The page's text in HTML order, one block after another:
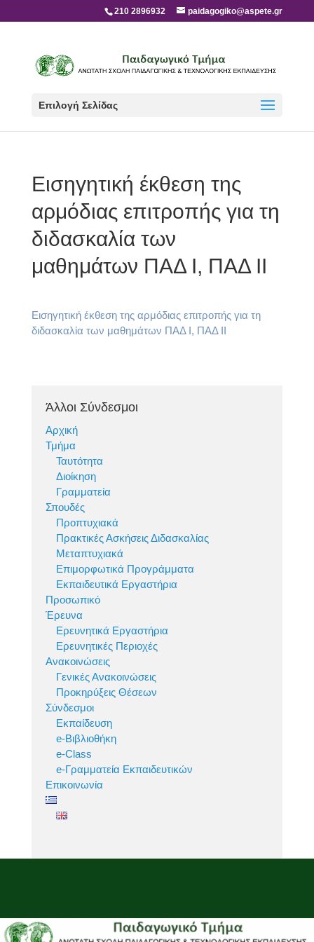
210 2896932 paidagogiko@aspete.gr
Επιλογή Σελίδας
Εισηγητική έκθεση της
αρμόδιας επιτροπής για τη
διδασκαλία των
μαθημάτων ΠΑΔ Ι, ΠΑΔ ΙΙ
Εισηγητική έκθεση της αρμόδιας επιτροπής για τη
διδασκαλία των μαθημάτων ΠΑΔ Ι, ΠΑΔ ΙΙ
Άλλοι Σύνδεσμοι
Αρχική
Τμήμα
Ταυτότητα
Διοίκηση
Γραμματεία
Σπουδές
Προπτυχιακά
Πρακτικές Ασκήσεις Διδασκαλίας
Μεταπτυχιακά
Επιμορφωτικά Προγράμματα
Εκπαιδευτικά Εργαστήρια
Προσωπικό
Έρευνα
Ερευνητικά Εργαστήρια
Ερευνητικές Περιοχές
Ανακοινώσεις
Γενικές Ανακοινώσεις
Προκηρύξεις Θέσεων
Σύνδεσμοι
Εκπαίδευση
e-Βιβλιοθήκη
e-Class
e-Γραμματεία Εκπαιδευτικών
Επικοινωνία